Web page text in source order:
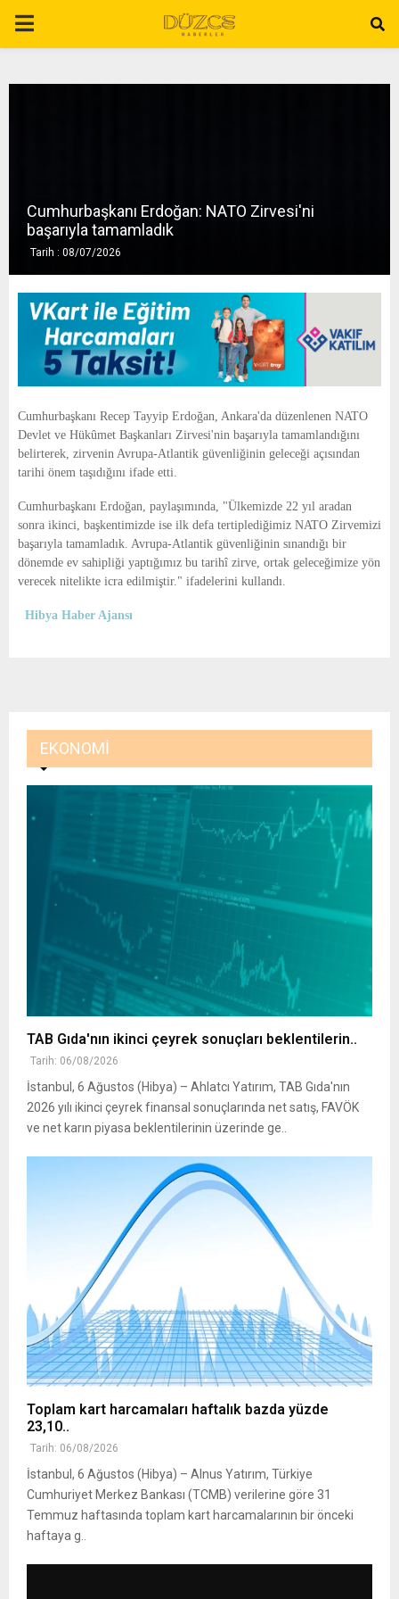
P
A
E
N
U
Cumhurbaşkanı Erdoğan: NATO Zirvesi'ni
başarıyla tamamladık
Tarih : 08/07/2026
Cumhurbaşkanı Recep Tayyip Erdoğan, Ankara'da düzenlenen NATO
Devlet ve Hükûmet Başkanları Zirvesi'nin başarıyla tamamlandığını
belirterek, zirvenin Avrupa-Atlantik güvenliğinin geleceği açısından
tarihi önem taşıdığını ifade etti.
Cumhurbaşkanı Erdoğan, paylaşımında, "Ülkemizde 22 yıl aradan
sonra ikinci, başkentimizde ise ilk defa tertiplediğimiz NATO Zirvemizi
başarıyla tamamladık. Avrupa-Atlantik güvenliğinin sınandığı bir
dönemde ev sahipliği yaptığımız bu tarihî zirve, ortak geleceğimize yön
verecek nitelikte icra edilmiştir." ifadelerini kullandı.
Hibya Haber Ajansı
EKONOMI
TAB Gıda'nın ikinci çeyrek sonuçları beklentilerin..
Tarih: 06/08/2026
İstanbul, 6 Ağustos (Hibya) – Ahlatcı Yatırım, TAB Gıda'nın
2026 yılı ikinci çeyrek finansal sonuçlarında net satış, FAVÖK
ve net karın piyasa beklentilerinin üzerinde ge..
Toplam kart harcamaları haftalık bazda yüzde
23,10..
Tarih: 06/08/2026
İstanbul, 6 Ağustos (Hibya) – Alnus Yatırım, Türkiye
Cumhuriyet Merkez Bankası (TCMB) verilerine göre 31
Temmuz haftasında toplam kart harcamalarının bir önceki
haftaya g..